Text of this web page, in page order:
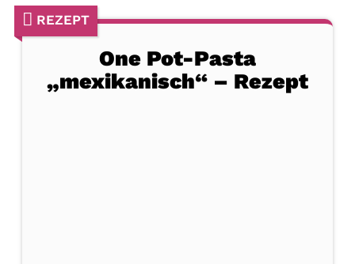
REZEPT
One Pot-Pasta
„mexikanisch“ – Rezept